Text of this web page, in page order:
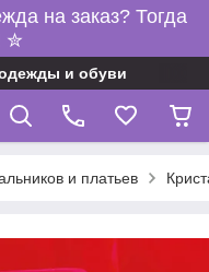
на заказ? Тогда
✮
одежды и обуви
и платьев